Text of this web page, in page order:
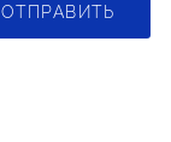
ОТПРАВИТЬ